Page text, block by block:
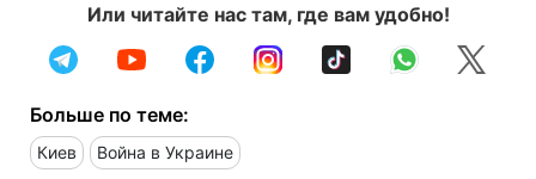
Или читайте нас там, где вам удобно!
Больше по теме:
Киев Война в Украине